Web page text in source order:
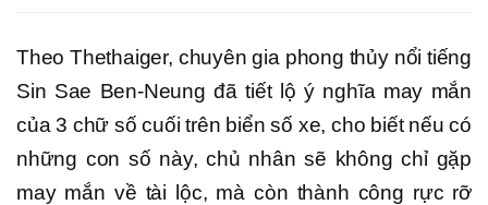
Theo Thethaiger, chuyên gia phong thủy nổi tiếng
Sin Sae Ben-Neung đã tiết lộ ý nghĩa may mắn
của 3 chữ số cuối trên biển số xe, cho biết nếu có
những con số này, chủ nhân sẽ không chỉ gặp
may mắn về tài lộc, mà còn thành công rực rỡ